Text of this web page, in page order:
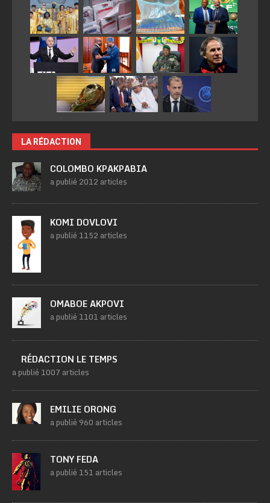
LA RÉDACTION
COLOMBO KPAKPABIA
a publié 2012 articles
KOMI DOVLOVI
a publié 1152 articles
OMABOE AKPOVI
a publié 1101 articles
RÉDACTION LE TEMPS
a publié 1007 articles
EMILIE ORONG
a publié 960 articles
TONY FEDA
a publié 151 articles